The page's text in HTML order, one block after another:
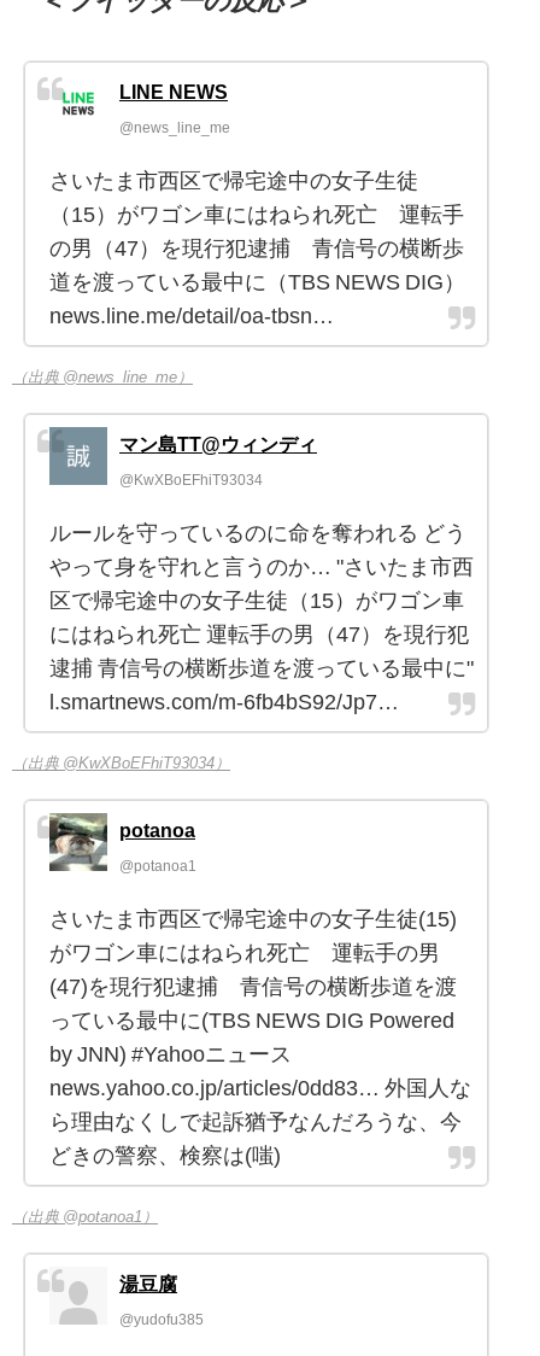
LINE NEWS
@news_line_me
さいたま市西区で帰宅途中の女子生徒
（15）がワゴン車にはねられ死亡 運転手
の男（47）を現行犯逮捕 青信号の横断歩
道を渡っている最中に（TBS NEWS DIG）
news.line.me/detail/oa-tbsn…
（出典 @news_line_me）
マン島TT@ウィンディ
@KwXBoEFhiT93034
ルールを守っているのに命を奪われる どう
やって身を守れと言うのか… "さいたま市西
区で帰宅途中の女子生徒（15）がワゴン車
にはねられ死亡 運転手の男（47）を現行犯
逮捕 青信号の横断歩道を渡っている最中に"
l.smartnews.com/m-6fb4bS92/Jp7…
（出典 @KwXBoEFhiT93034）
potanoa
@potanoa1
さいたま市西区で帰宅途中の女子生徒(15)
がワゴン車にはねられ死亡 運転手の男
(47)を現行犯逮捕 青信号の横断歩道を渡
っている最中に(TBS NEWS DIG Powered
by JNN) #Yahooニュース
news.yahoo.co.jp/articles/0dd83… 外国人な
ら理由なくしで起訴猶予なんだろうな、今
どきの警察、検察は(嗤)
（出典 @potanoa1）
湯豆腐
@yudofu385